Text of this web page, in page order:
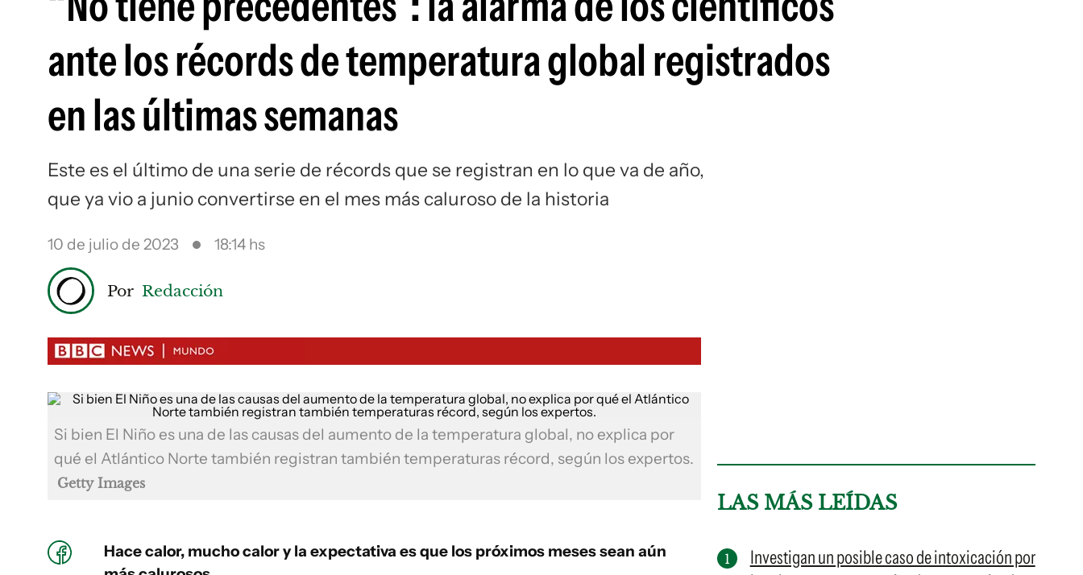
ante los récords de temperatura global registrados
en las últimas semanas
Este es el último de una serie de récords que se registran en lo que va de año,
que ya vio a junio convertirse en el mes más caluroso de la historia
10 de julio de 2023 18:14 hs
Por Redacción
Si bien El Niño es una de las causas del aumento de la temperatura global, no explica por
qué el Atlántico Norte también registran también temperaturas récord, según los expertos.
Getty Images
Hace calor, mucho calor y la expectativa es que los próximos meses sean aún
LAS MÁS LEÍDAS
Investigan un posible caso de intoxicación por